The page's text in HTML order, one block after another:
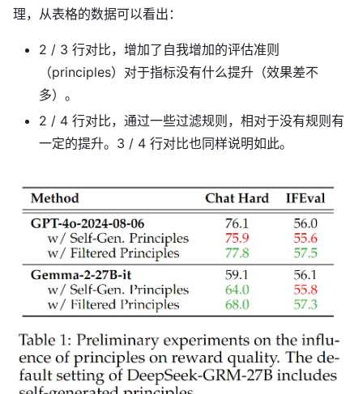
理，从表格的数据可以看出：
2 / 3 行对比，增加了自我增加的评估准则
（principles）对于指标没有什么提升（效果差不
多）。
2 / 4 行对比，通过一些过滤规则，相对于没有规则有
一定的提升。3 / 4 行对比也同样说明如此。